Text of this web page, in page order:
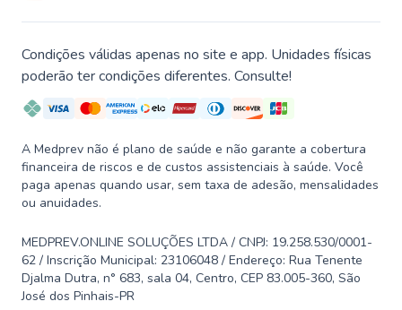
Condições válidas apenas no site e app. Unidades físicas
poderão ter condições diferentes. Consulte!
A Medprev não é plano de saúde e não garante a cobertura
financeira de riscos e de custos assistenciais à saúde. Você
paga apenas quando usar, sem taxa de adesão, mensalidades
ou anuidades.
MEDPREV.ONLINE SOLUÇÕES LTDA / CNPJ: 19.258.530/0001-
62 / Inscrição Municipal: 23106048 / Endereço: Rua Tenente
Djalma Dutra, n° 683, sala 04, Centro, CEP 83.005-360, São
José dos Pinhais-PR